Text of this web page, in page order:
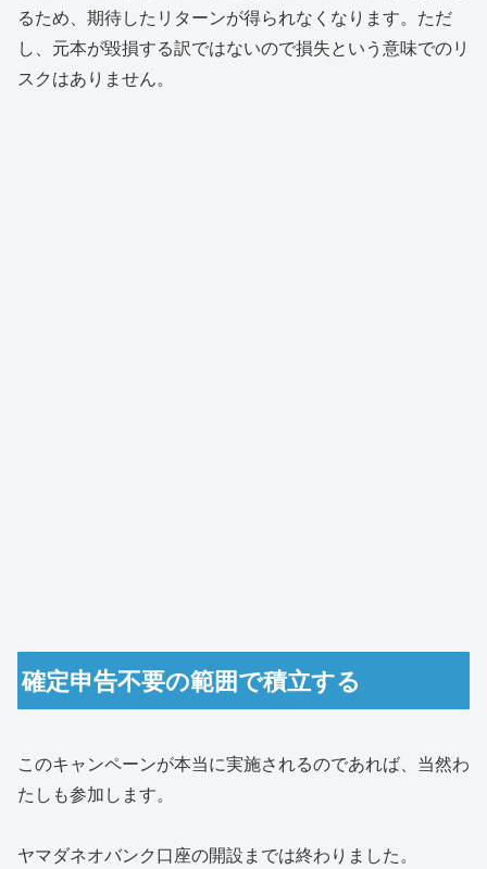
るため、期待したリターンが得られなくなります。ただ
し、元本が毀損する訳ではないので損失という意味でのリ
スクはありません。
確定申告不要の範囲で積立する
このキャンペーンが本当に実施されるのであれば、当然わ
たしも参加します。
ヤマダネオバンク口座の開設までは終わりました。